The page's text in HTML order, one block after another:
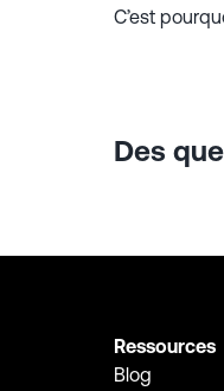
C’est
Des
Ressources
Blog